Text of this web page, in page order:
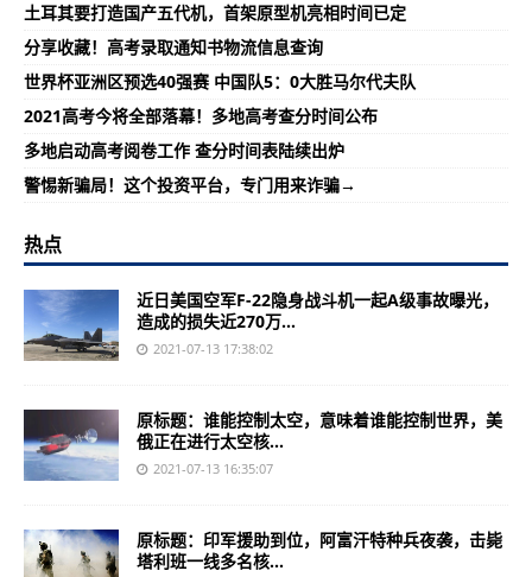
土耳其要打造国产五代机，首架原型机亮相时间已定
分享收藏！高考录取通知书物流信息查询
世界杯亚洲区预选40强赛 中国队5：0大胜马尔代夫队
2021高考今将全部落幕！多地高考查分时间公布
多地启动高考阅卷工作 查分时间表陆续出炉
警惕新骗局！这个投资平台，专门用来诈骗→
热点
近日美国空军F-22隐身战斗机一起A级事故曝光，
造成的损失近270万...
2021-07-13 17:38:02
原标题：谁能控制太空，意味着谁能控制世界，美
俄正在进行太空核...
2021-07-13 16:35:07
原标题：印军援助到位，阿富汗特种兵夜袭，击毙
塔利班一线多名核...